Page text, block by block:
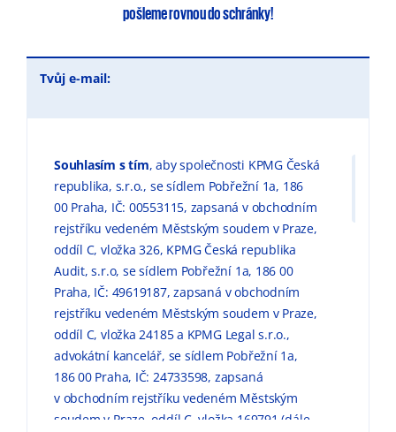
pošleme rovnou do schránky!
Tvůj e-mail:
Souhlasím s tím, aby společnosti KPMG Česká
republika, s.r.o., se sídlem Pobřežní 1a, 186
00 Praha, IČ: 00553115, zapsaná v obchodním
rejstříku vedeném Městským soudem v Praze,
oddíl C, vložka 326, KPMG Česká republika
Audit, s.r.o, se sídlem Pobřežní 1a, 186 00
Praha, IČ: 49619187, zapsaná v obchodním
rejstříku vedeném Městským soudem v Praze,
oddíl C, vložka 24185 a KPMG Legal s.r.o.,
advokátní kancelář, se sídlem Pobřežní 1a,
186 00 Praha, IČ: 24733598, zapsaná
v obchodním rejstříku vedeném Městským
soudem v Praze, oddíl C, vložka 169791 (dále